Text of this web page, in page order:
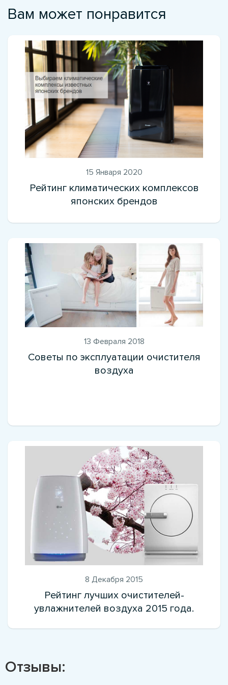
Вам может понравится
15 Января 2020
Рейтинг климатических комплексов
японских брендов
13 Февраля 2018
Советы по эксплуатации очистителя
воздуха
8 Декабря 2015
Рейтинг лучших очистителей-
увлажнителей воздуха 2015 года.
Отзывы: